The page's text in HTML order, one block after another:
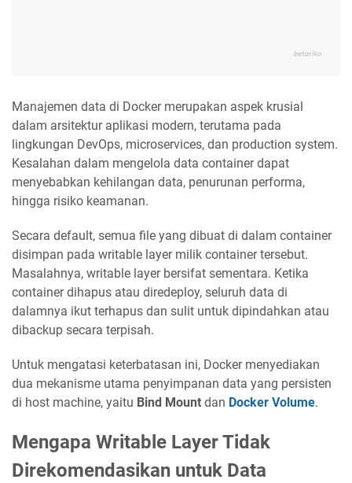
Manajemen data di Docker merupakan aspek krusial
dalam arsitektur aplikasi modern, terutama pada
lingkungan DevOps, microservices, dan production system.
Kesalahan dalam mengelola data container dapat
menyebabkan kehilangan data, penurunan performa,
hingga risiko keamanan.
Secara default, semua file yang dibuat di dalam container
disimpan pada writable layer milik container tersebut.
Masalahnya, writable layer bersifat sementara. Ketika
container dihapus atau diredeploy, seluruh data di
dalamnya ikut terhapus dan sulit untuk dipindahkan atau
dibackup secara terpisah.
Untuk mengatasi keterbatasan ini, Docker menyediakan
dua mekanisme utama penyimpanan data yang persisten
di host machine, yaitu Bind Mount dan Docker Volume.
Mengapa Writable Layer Tidak
Direkomendasikan untuk Data